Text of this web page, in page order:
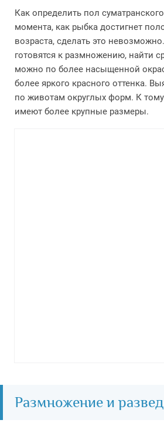
Как определить пол
момента, как рыбка достигнет
возраста, сделать это
готовятся к размножению, найти
можно по более насыщенной
более яркого красного оттенка.
по животам округлых форм. К
имеют более крупные размеры.
Размножение и